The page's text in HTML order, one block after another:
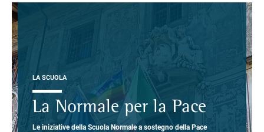
LA SCUOLA
La Normale per la Pace
Le iniziative della Scuola Normale a sostegno della Pace